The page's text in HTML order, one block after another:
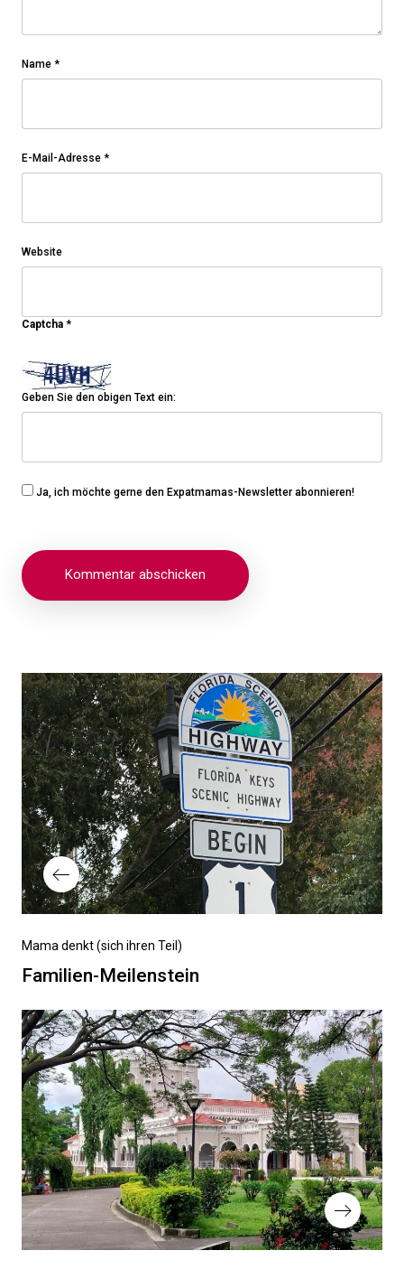
Name *
E-Mail-Adresse *
Website
Captcha *
Geben Sie den obigen Text ein:
Ja, ich möchte gerne den Expatmamas-Newsletter abonnieren!
Beitragsnavigation
Vorheriger
Beitrag
Mama denkt (sich ihren Teil)
Familien-Meilenstein